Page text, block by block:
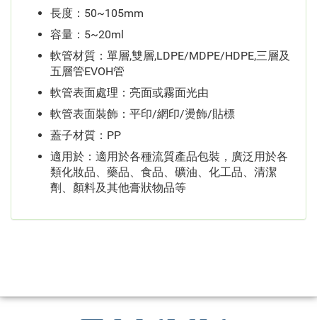
長度：50~105mm
容量：5~20ml
軟管材質：單層,雙層,LDPE/MDPE/HDPE,三層及
五層管EVOH管
軟管表面處理：亮面或霧面光由
軟管表面裝飾：平印/網印/燙飾/貼標
蓋子材質：PP
適用於：適用於各種流質產品包裝，廣泛用於各
類化妝品、藥品、食品、礦油、化工品、清潔
劑、顏料及其他膏狀物品等